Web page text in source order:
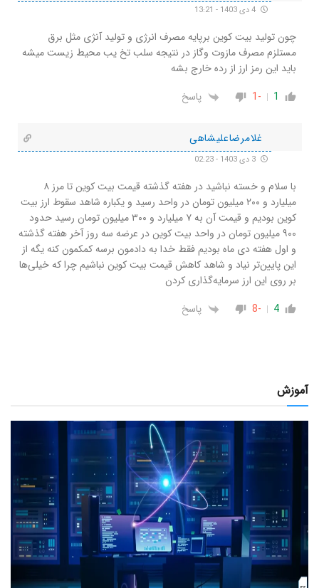
چون تولید بیت کوین برپایه مصرف انرژی و تولید آنژی مثل برق
مستلزم مصرف مازوت وگاز در نتیجه سلب تخ یب محیط زیست میشه
باید این رمز ارز از رده خارج بشه
1
-1 پاسخ
غلامرضاعلیشاهی
با سلام و خسته نباشید در هفته گذشته قیمت بیت کوین تا مرز ۸
میلیارد و ۲۰۰ میلیون تومان در واحد رسید و یکباره شاهد سقوط ارز بیت
کوین بودیم و قیمت آن به ۷ میلیارد و ۳۰۰ میلیون تومان رسید حدود
۹۰۰ میلیون تومان در واحد بیت کوین در عرضه سه روز آخر هفته گذشته
و اول هفته دی ماه بودیم فقط خدا به دادمون برسه کمکمون کنه یگه از
این پایین‌تر نیاد و شاهد کاهش قیمت بیت کوین نباشیم چرا که خیلی‌ها
بر روی این ارز سرمایه‌گذاری کردن
4
-8 پاسخ
آموزش